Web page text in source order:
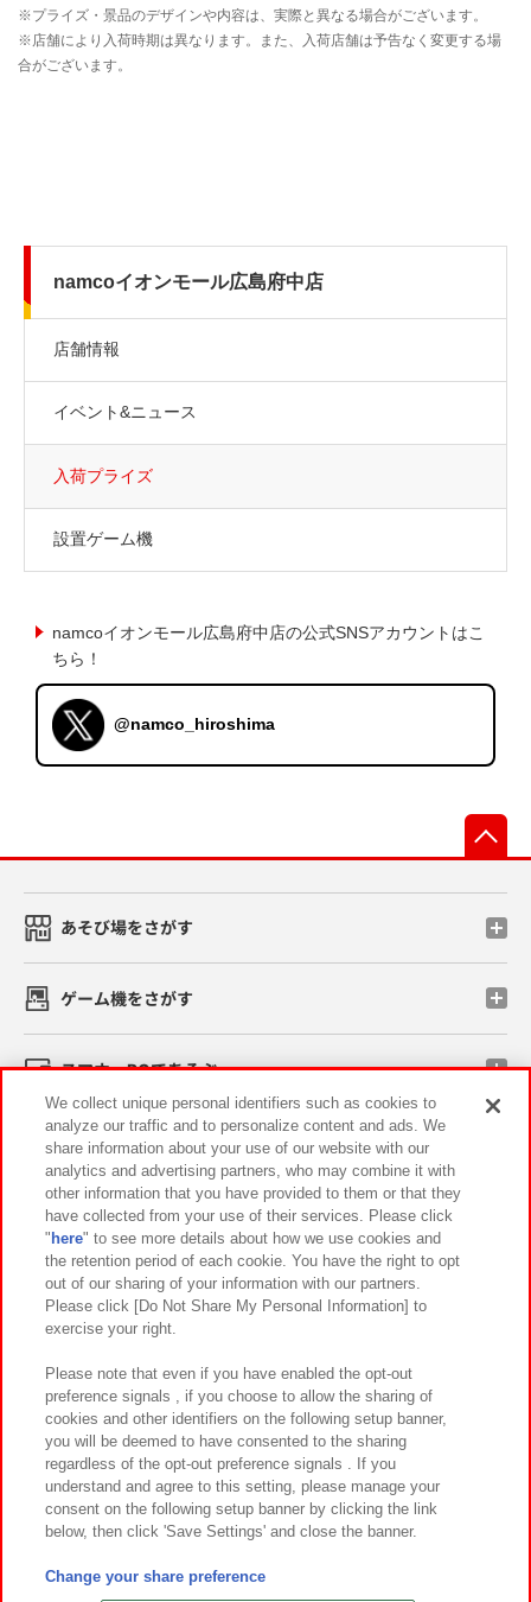
namcoイオンモール広島府中店
店舗情報
イベント&ニュース
入荷プライズ
設置ゲーム機
namcoイオンモール広島府中店の公式SNSアカウントはこ
ちら！
@namco_hiroshima
あそび場をさがす
ゲーム機をさがす
スマホ・PCであそぶ
イベント・キャンペーン
関連会社 サステナビリティ サイトポリシー
プライバシーポリシー ウェブアクセシビリティ方針と検証結果
お取引先さまとともに
カスタマーハラスメント対応方針 よくあるご質問・お問い合わせ
©Bandai Namco Amusement Inc.
©Bandai Namco Amusement Lab Inc.
We collect unique personal identifiers such as cookies to
analyze our traffic and to personalize content and ads. We
share information about your use of our website with our
analytics and advertising partners, who may combine it with
other information that you have provided to them or that they
have collected from your use of their services. Please click
" here" to see more details about how we use cookies and
the retention period of each cookie. You have the right to opt
out of our sharing of your information with our partners.
Please click [Do Not Share My Personal Information] to
exercise your right.
Please note that even if you have enabled the opt-out
preference signals , if you choose to allow the sharing of
cookies and other identifiers on the following setup banner,
you will be deemed to have consented to the sharing
regardless of the opt-out preference signals . If you
understand and agree to this setting, please manage your
consent on the following setup banner by clicking the link
below, then click 'Save Settings' and close the banner.
Change your share preference